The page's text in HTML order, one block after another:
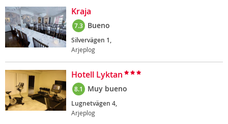
Kraja
7.3 Bueno
Silvervägen 1,
Arjeplog
Hotell Lyktan
8.1 Muy bueno
Lugnetvägen 4,
Arjeplog